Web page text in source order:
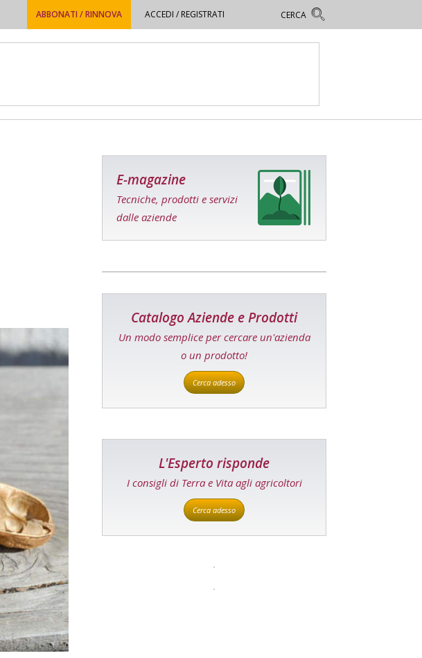
ABBONATI / RINNOVA ACCEDI / REGISTRATI
E-magazine
Tecniche, prodotti e servizi
dalle aziende
Catalogo Aziende e Prodotti
Un modo semplice per cercare un'azienda
o un prodotto!
Cerca adesso
L'Esperto risponde
I consigli di Terra e Vita agli agricoltori
Cerca adesso